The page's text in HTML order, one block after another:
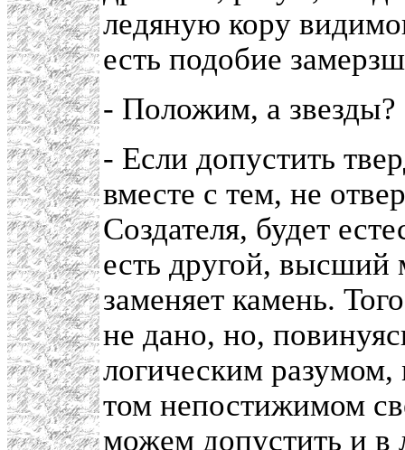
ледяную кору
есть подобие
- Положим, а звезды?
- Если допустить
вместе с тем, не
Создателя, будет
есть другой,
заменяет камень.
не дано, но,
логическим
том непостижимом
можем допустить и в